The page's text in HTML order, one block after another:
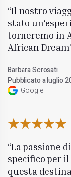
Il nostro
stato
torneremo in
African Dream
Barbara Scrosati
Pubblicato a luglio
Google
La passione
specifico per
questa